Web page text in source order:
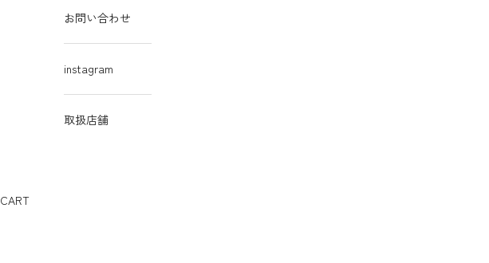
お問い合わせ
instagram
取扱店舗
CART